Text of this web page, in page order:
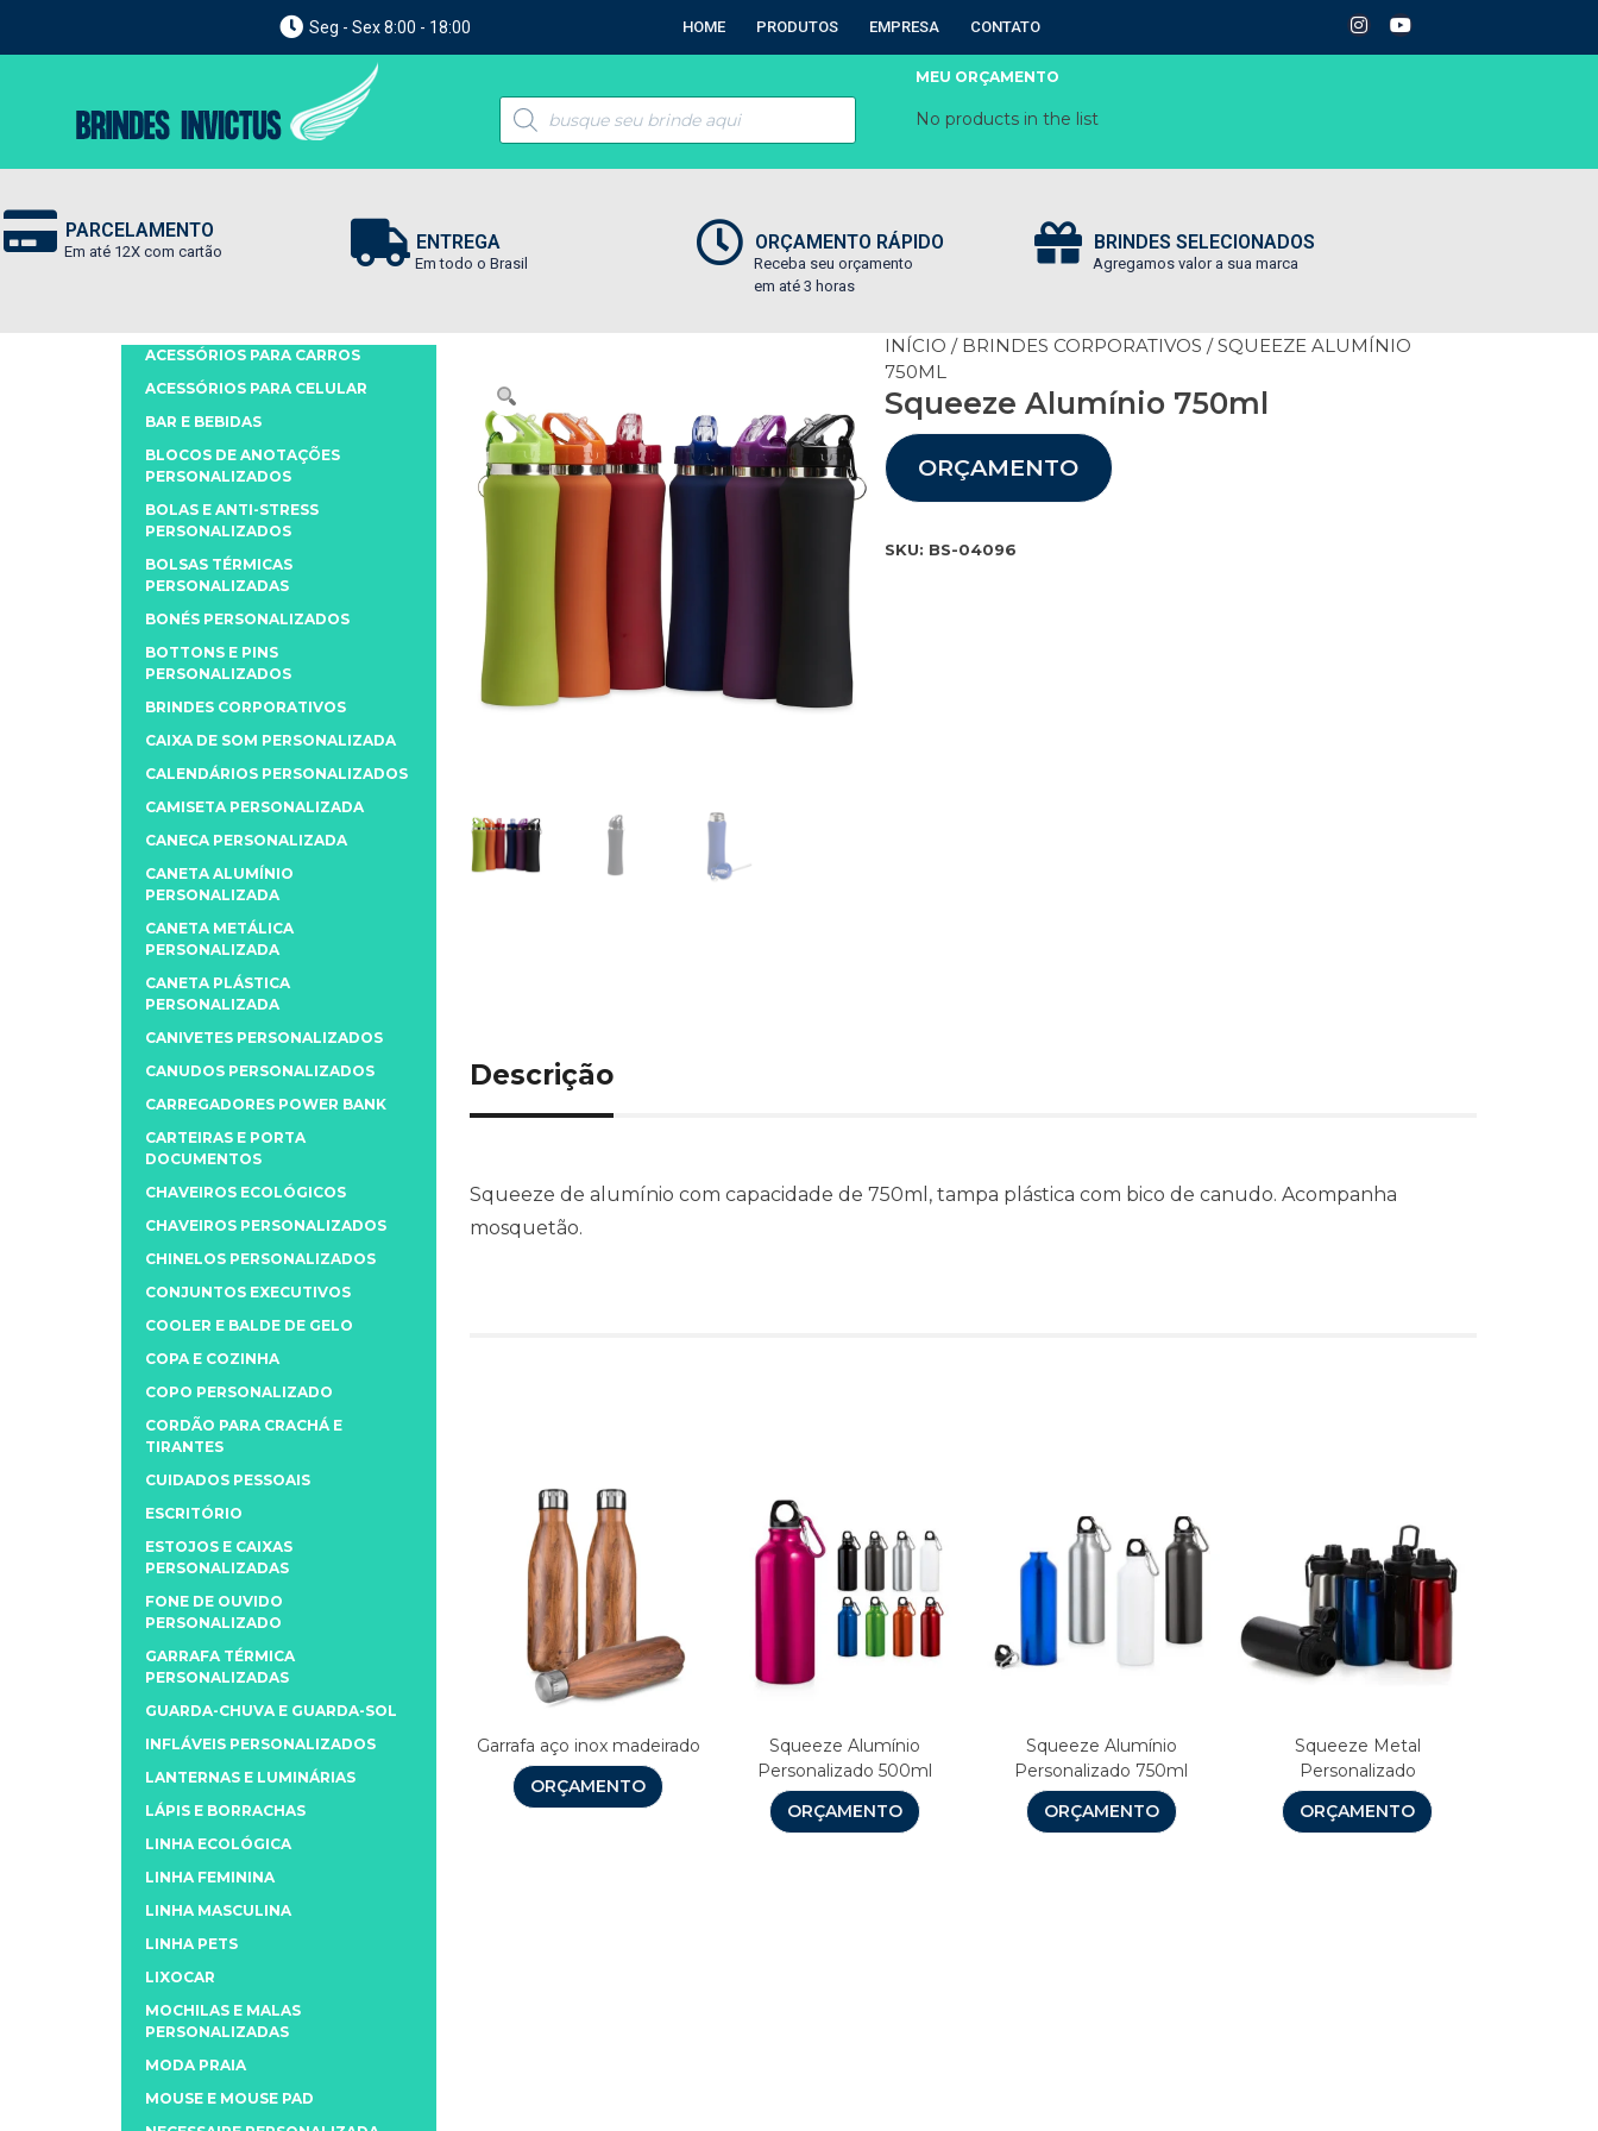
Seg - Sex 8:00 - 18:00 HOME PRODUTOS EMPRESA CONTATO
MEU ORÇAMENTO
No products in the list
PARCELAMENTO
Em até 12X com cartão ENTREGA
Em todo o Brasil
ORÇAMENTO RÁPIDO
Receba seu orçamento
em até 3 horas
BRINDES SELECIONADOS
Agregamos valor a sua marca
INÍCIO / BRINDES CORPORATIVOS / SQUEEZE ALUMÍNIO
750ML
Squeeze Alumínio 750ml
ORÇAMENTO
SKU: BS-04096
Descrição
Squeeze de alumínio com capacidade de 750ml, tampa plástica com bico de canudo. Acompanha
mosquetão.
Garrafa aço inox madeirado
ORÇAMENTO
Squeeze Alumínio
Personalizado 500ml
ORÇAMENTO
Squeeze Alumínio
Personalizado 750ml
ORÇAMENTO
Squeeze Metal
Personalizado
ORÇAMENTO
ACESSÓRIOS PARA CARROS
ACESSÓRIOS PARA CELULAR
BAR E BEBIDAS
BLOCOS DE ANOTAÇÕES
PERSONALIZADOS
BOLAS E ANTI-STRESS
PERSONALIZADOS
BOLSAS TÉRMICAS
PERSONALIZADAS
BONÉS PERSONALIZADOS
BOTTONS E PINS
PERSONALIZADOS
BRINDES CORPORATIVOS
CAIXA DE SOM PERSONALIZADA
CALENDÁRIOS PERSONALIZADOS
CAMISETA PERSONALIZADA
CANECA PERSONALIZADA
CANETA ALUMÍNIO
PERSONALIZADA
CANETA METÁLICA
PERSONALIZADA
CANETA PLÁSTICA
PERSONALIZADA
CANIVETES PERSONALIZADOS
CANUDOS PERSONALIZADOS
CARREGADORES POWER BANK
CARTEIRAS E PORTA
DOCUMENTOS
CHAVEIROS ECOLÓGICOS
CHAVEIROS PERSONALIZADOS
CHINELOS PERSONALIZADOS
CONJUNTOS EXECUTIVOS
COOLER E BALDE DE GELO
COPA E COZINHA
COPO PERSONALIZADO
CORDÃO PARA CRACHÁ E
TIRANTES
CUIDADOS PESSOAIS
ESCRITÓRIO
ESTOJOS E CAIXAS
PERSONALIZADAS
FONE DE OUVIDO
PERSONALIZADO
GARRAFA TÉRMICA
PERSONALIZADAS
GUARDA-CHUVA E GUARDA-SOL
INFLÁVEIS PERSONALIZADOS
LANTERNAS E LUMINÁRIAS
LÁPIS E BORRACHAS
LINHA ECOLÓGICA
LINHA FEMININA
LINHA MASCULINA
LINHA PETS
LIXOCAR
MOCHILAS E MALAS
PERSONALIZADAS
MODA PRAIA
MOUSE E MOUSE PAD